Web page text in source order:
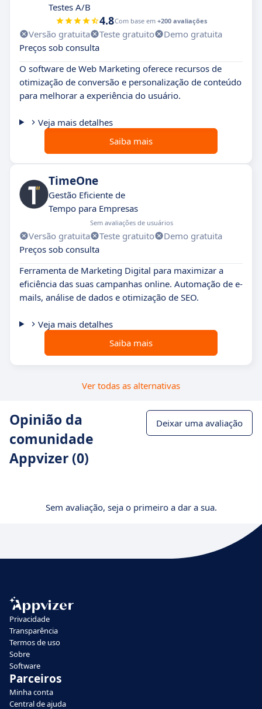
Testes A/B
4.8Com base em +200 avaliações
Versão gratuita Teste gratuito
Demo gratuita
Preços sob consulta
O software de Web Marketing oferece recursos de
otimização de conversão e personalização de conteúdo
para melhorar a experiência do usuário.
Veja mais detalhes
Saiba mais
TimeOne
Gestão Eficiente de
Tempo para Empresas
Sem avaliações de usuários
Versão gratuita Teste gratuito
Demo gratuita
Preços sob consulta
Ferramenta de Marketing Digital para maximizar a
eficiência das suas campanhas online. Automação de e-
mails, análise de dados e otimização de SEO.
Veja mais detalhes
Saiba mais
Ver todas as alternativas
Opinião da
comunidade
Appvizer (0)
Deixar uma avaliação
Sem avaliação, seja o primeiro a dar a sua.
Privacidade
Transparência
Termos de uso
Sobre
Software
Parceiros
Minha conta
Central de ajuda